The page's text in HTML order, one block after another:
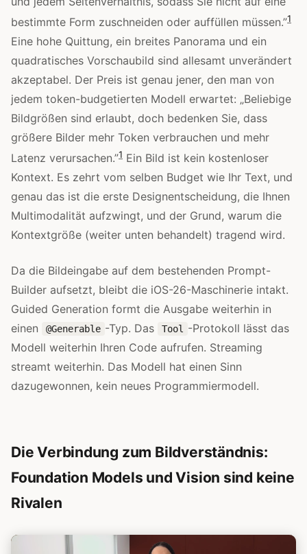
bestimmte Form zuschneiden oder auffüllen müssen.”1
Eine hohe Quittung, ein breites Panorama und ein
quadratisches Vorschaubild sind allesamt unverändert
akzeptabel. Der Preis ist genau jener, den man von
jedem token-budgetierten Modell erwartet: „Beliebige
Bildgrößen sind erlaubt, doch bedenken Sie, dass
größere Bilder mehr Token verbrauchen und mehr
Latenz verursachen.”1 Ein Bild ist kein kostenloser
Kontext. Es zehrt vom selben Budget wie Ihr Text, und
genau das ist die erste Designentscheidung, die Ihnen
Multimodalität aufzwingt, und der Grund, warum die
Kontextgröße (weiter unten behandelt) tragend wird.
Da die Bildeingabe auf dem bestehenden Prompt-
Builder aufsetzt, bleibt die iOS-26-Maschinerie intakt.
Guided Generation formt die Ausgabe weiterhin in
einen
@Generable -Typ. Das Tool -Protokoll lässt das
Modell weiterhin Ihren Code aufrufen. Streaming
streamt weiterhin. Das Modell hat einen Sinn
dazugewonnen, kein neues Programmiermodell.
Die Verbindung zum Bildverständnis:
Foundation Models und Vision sind keine
Rivalen